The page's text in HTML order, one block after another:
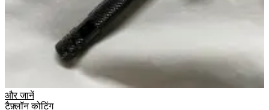
और जानें
टैफ़्लॉन कोटिंग